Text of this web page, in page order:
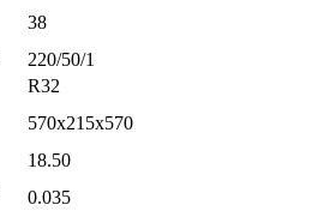
38
220/50/1
R32
570x215x570
18.50
0.035